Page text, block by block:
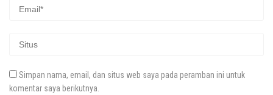
Simpan nama, email, dan situs web saya pada peramban ini untuk
komentar saya berikutnya.